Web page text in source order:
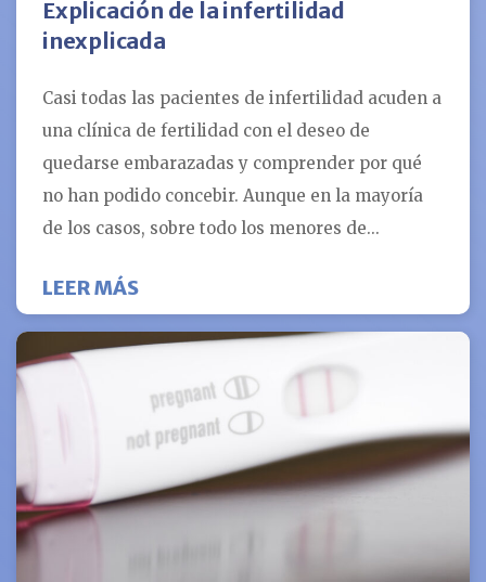
Explicación de la infertilidad
inexplicada
Casi todas las pacientes de infertilidad acuden a
una clínica de fertilidad con el deseo de
quedarse embarazadas y comprender por qué
no han podido concebir. Aunque en la mayoría
de los casos, sobre todo los menores de...
LEER MÁSSOBRE LA INFERTILIDAD